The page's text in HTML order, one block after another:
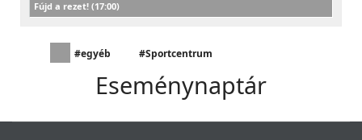
Fújd a rezet! (17:00)
#egyéb #Sportcentrum
Eseménynaptár